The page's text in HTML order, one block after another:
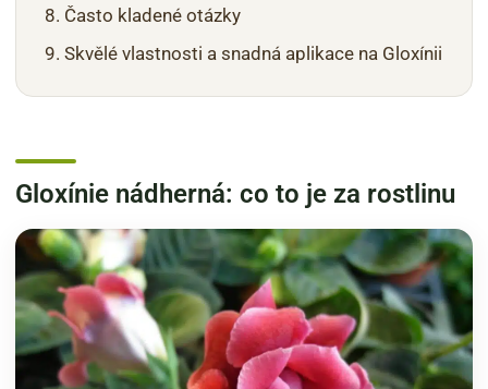
Často kladené otázky
Skvělé vlastnosti a snadná aplikace na Gloxínii
Gloxínie nádherná: co to je za rostlinu